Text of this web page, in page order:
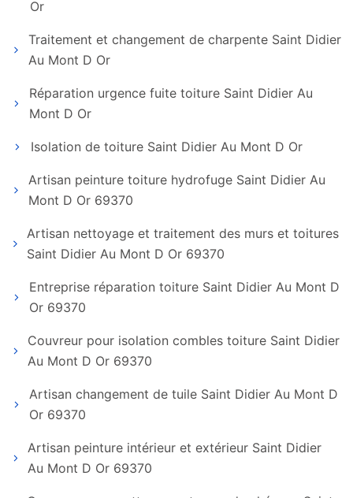
Or
Traitement et changement de charpente Saint Didier
Au Mont D Or
Réparation urgence fuite toiture Saint Didier Au
Mont D Or
Isolation de toiture Saint Didier Au Mont D Or
Artisan peinture toiture hydrofuge Saint Didier Au
Mont D Or 69370
Artisan nettoyage et traitement des murs et toitures
Saint Didier Au Mont D Or 69370
Entreprise réparation toiture Saint Didier Au Mont D
Or 69370
Couvreur pour isolation combles toiture Saint Didier
Au Mont D Or 69370
Artisan changement de tuile Saint Didier Au Mont D
Or 69370
Artisan peinture intérieur et extérieur Saint Didier
Au Mont D Or 69370